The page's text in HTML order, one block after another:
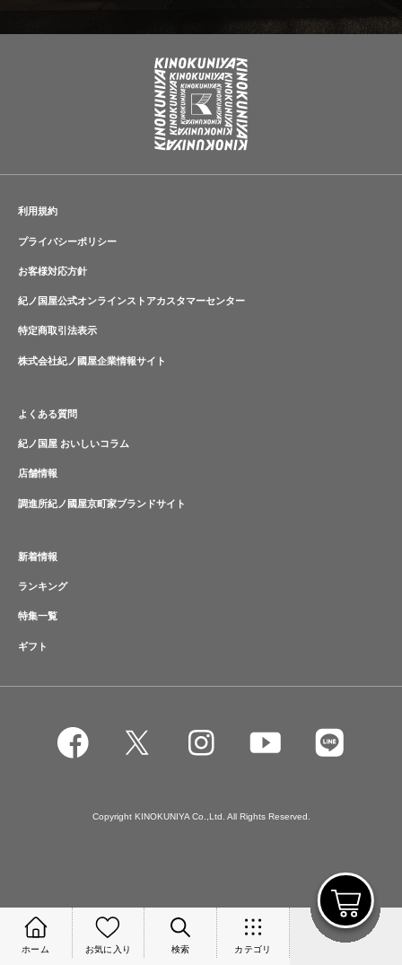
ホーム お気に入り 検索 カテゴリ
利用規約
プライバシーポリシー
お客様対応方針
紀ノ国屋公式オンラインストアカスタマーセンター
特定商取引法表示
株式会社紀ノ國屋企業情報サイト
よくある質問
紀ノ国屋 おいしいコラム
店舗情報
調進所紀ノ國屋京町家ブランドサイト
新着情報
ランキング
特集一覧
ギフト
Copyright KINOKUNIYA Co.,Ltd. All Rights Reserved.